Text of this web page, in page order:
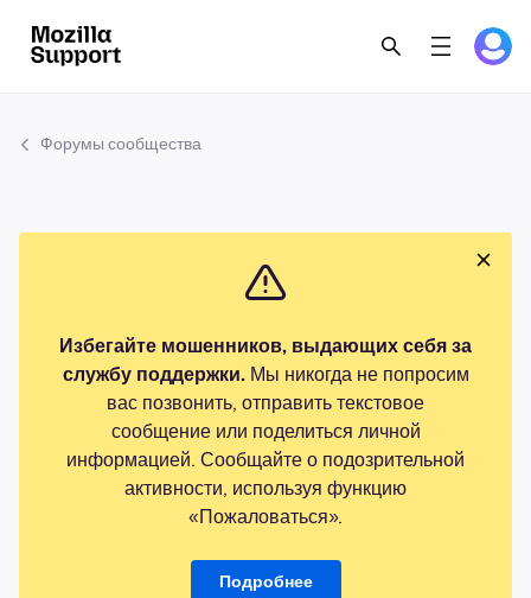
Форумы сообщества
Избегайте мошенников, выдающих себя за
службу поддержки.Мы никогда не попросим
вас позвонить, отправить текстовое
сообщение или поделиться личной
информацией. Сообщайте о подозрительной
активности, используя функцию
«Пожаловаться».
Подробнее